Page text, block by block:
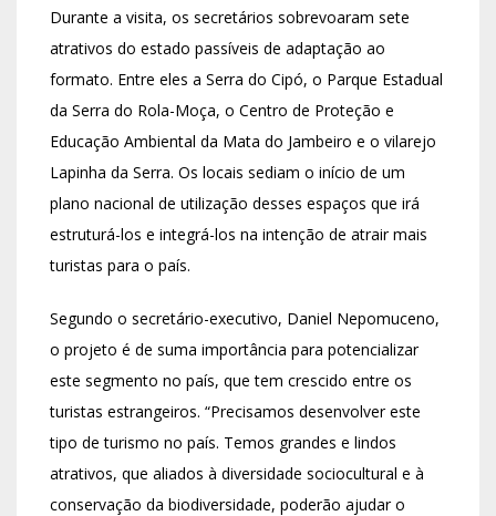
Durante a visita, os secretários sobrevoaram sete
atrativos do estado passíveis de adaptação ao
formato. Entre eles a Serra do Cipó, o Parque Estadual
da Serra do Rola-Moça, o Centro de Proteção e
Educação Ambiental da Mata do Jambeiro e o vilarejo
Lapinha da Serra. Os locais sediam o início de um
plano nacional de utilização desses espaços que irá
estruturá-los e integrá-los na intenção de atrair mais
turistas para o país.
Segundo o secretário-executivo, Daniel Nepomuceno,
o projeto é de suma importância para potencializar
este segmento no país, que tem crescido entre os
turistas estrangeiros. “Precisamos desenvolver este
tipo de turismo no país. Temos grandes e lindos
atrativos, que aliados à diversidade sociocultural e à
conservação da biodiversidade, poderão ajudar o